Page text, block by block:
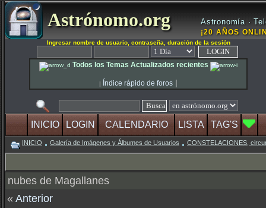
Astrónomo.org Astronomía ·
¡20 AÑOS
Ingresar nombre de usuario, contraseña, duración de la sesión
Todos los Temas Actualizados recientes
| Índice rápido de foros |
INICIO LOGIN CALENDARIO LISTA TAG'S
INICIO Galería de Imágenes y Álbumes de Usuarios CONSTELACIONES,
nubes de Magallanes
« Anterior